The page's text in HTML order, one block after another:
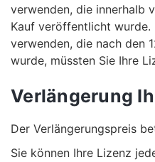
verwenden, die innerhalb
Kauf veröffentlicht wurde.
verwenden, die nach den
wurde, müssten Sie Ihre
Verlängerung
Der Verlängerungspreis
Sie können Ihre Lizenz